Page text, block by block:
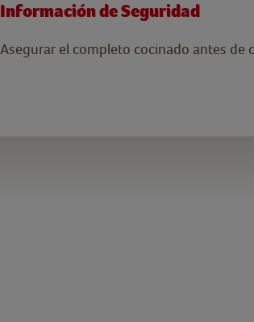
Información de Seguridad
Asegurar el completo cocinado antes de